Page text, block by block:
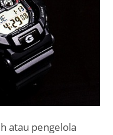
atau pengelola